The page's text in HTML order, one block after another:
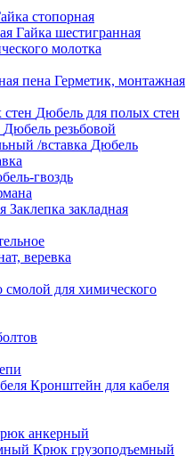
стопорная
Гайка шестигранная
молотка
Герметик, монтажная
Дюбель для полых стен
Дюбель резьбовой
Дюбель
гвоздь
Заклепка закладная
веревка
смолой для химического
Кронштейн для кабеля
анкерный
Крюк грузоподъемный